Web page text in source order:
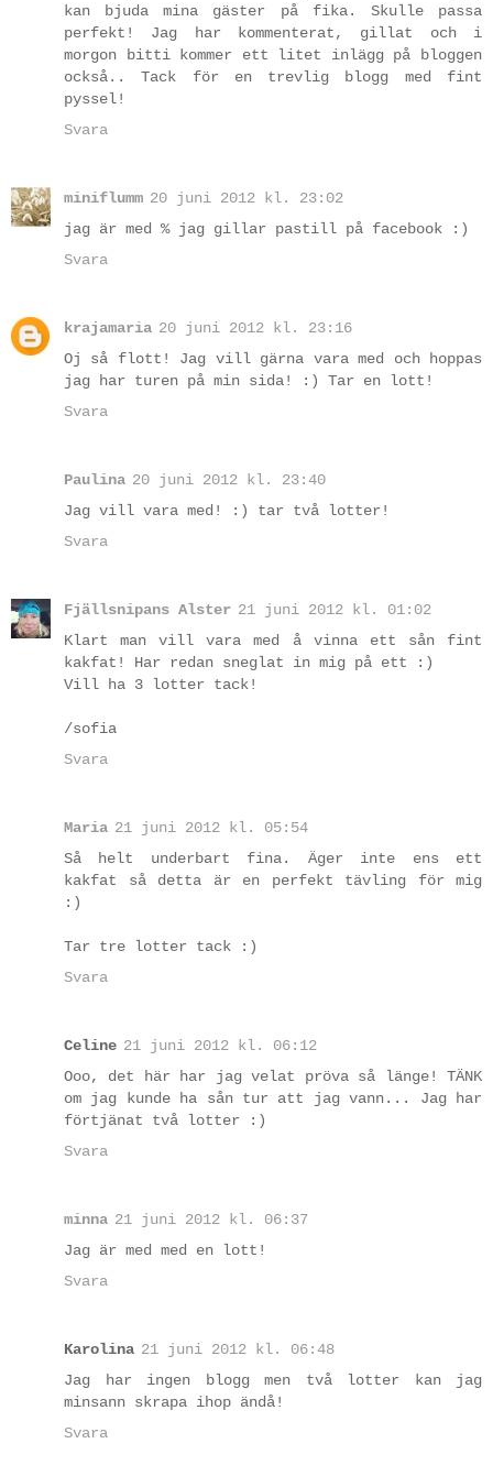
kan bjuda mina gäster på fika. Skulle passa
perfekt! Jag har kommenterat, gillat och i
morgon bitti kommer ett litet inlägg på bloggen
också.. Tack för en trevlig blogg med fint
pyssel!
Svara
miniflumm 20 juni 2012 kl. 23:02
jag är med % jag gillar pastill på facebook :)
Svara
krajamaria 20 juni 2012 kl. 23:16
Oj så flott! Jag vill gärna vara med och hoppas
jag har turen på min sida! :) Tar en lott!
Svara
Paulina 20 juni 2012 kl. 23:40
Jag vill vara med! :) tar två lotter!
Svara
Fjällsnipans Alster 21 juni 2012 kl. 01:02
Klart man vill vara med å vinna ett sån fint
kakfat! Har redan sneglat in mig på ett :)
Vill ha 3 lotter tack!
/sofia
Svara
Maria 21 juni 2012 kl. 05:54
Så helt underbart fina. Äger inte ens ett
kakfat så detta är en perfekt tävling för mig
:)
Tar tre lotter tack :)
Svara
Celine 21 juni 2012 kl. 06:12
Ooo, det här har jag velat pröva så länge! TÄNK
om jag kunde ha sån tur att jag vann... Jag har
förtjänat två lotter :)
Svara
minna 21 juni 2012 kl. 06:37
Jag är med med en lott!
Svara
Karolina 21 juni 2012 kl. 06:48
Jag har ingen blogg men två lotter kan jag
minsann skrapa ihop ändå!
Svara